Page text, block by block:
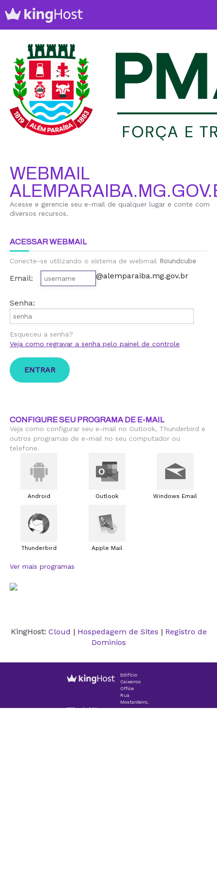
WEBMAIL
Acesse e gerencie seu e-mail de qualquer lugar e conte com
diversos recursos.
ACESSAR WEBMAIL
Conecte-se utilizando o sistema de webmail Roundcube
Email: @alemparaiba.mg.gov.br
Senha:
Esqueceu a senha?
Veja como regravar a senha pelo painel de controle
CONFIGURE SEU PROGRAMA DE E-MAIL
Veja como configurar seu e-mail no Outlook, Thunderbird e
outros programas de e-mail no seu computador ou
telefone.
Android Outlook Windows Email
Thunderbird Apple Mail
Ver mais programas
KingHost: Cloud | Hospedagem de Sites | Registro de
Dominios
Edifício
Caixeiros
Office
Rua
Mostardeiro,
777, sala 601